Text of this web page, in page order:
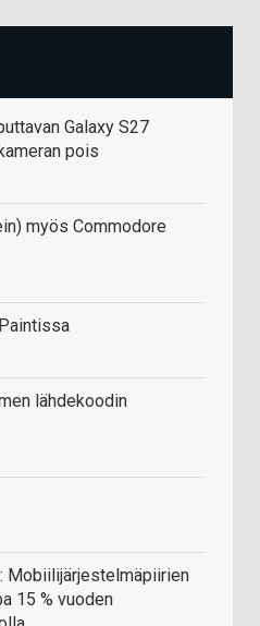
Galaxy S27
pois
myös Commodore
lähdekoodin
Mobiilijärjestelmäpiirien
15 % vuoden